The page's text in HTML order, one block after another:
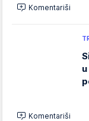
Komentariši
Komentariši